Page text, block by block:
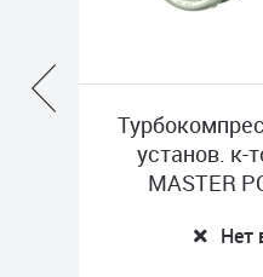
установ. к-
MASTER
Нет